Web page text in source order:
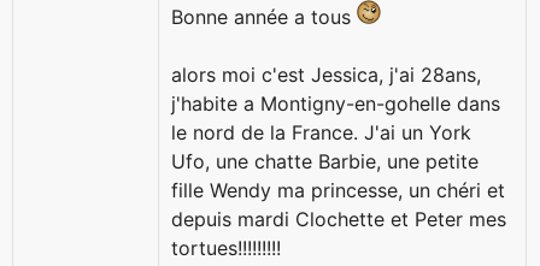
Bonne année a tous
alors moi c'est Jessica, j'ai 28ans,
j'habite a Montigny-en-gohelle dans
le nord de la France. J'ai un York
Ufo, une chatte Barbie, une petite
fille Wendy ma princesse, un chéri et
depuis mardi Clochette et Peter mes
tortues!!!!!!!!!